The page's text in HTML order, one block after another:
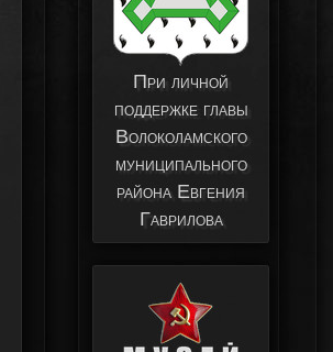
При личной
поддержке главы
Волоколамского
муниципального
района Евгения
Гаврилова